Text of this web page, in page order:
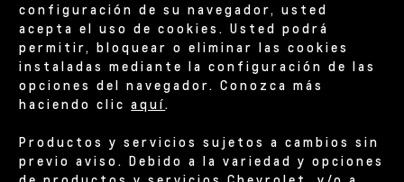
configuración de su navegador, usted
acepta el uso de cookies. Usted podrá
permitir, bloquear o eliminar las cookies
instaladas mediante la configuración de las
opciones del navegador. Conozca más
haciendo clicaquí.
Productos y servicios sujetos a cambios sin
previo aviso. Debido a la variedad y opciones